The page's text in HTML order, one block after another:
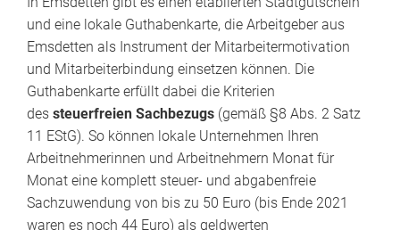
und eine lokale Guthabenkarte, die Arbeitgeber aus
Emsdetten als Instrument der Mitarbeitermotivation
und Mitarbeiterbindung einsetzen können. Die
Guthabenkarte erfüllt dabei die Kriterien
des steuerfreien Sachbezugs (gemäß §8 Abs. 2 Satz
11 EStG). So können lokale Unternehmen Ihren
Arbeitnehmerinnen und Arbeitnehmern Monat für
Monat eine komplett steuer- und abgabenfreie
Sachzuwendung von bis zu 50 Euro (bis Ende 2021
waren es noch 44 Euro) als geldwerten